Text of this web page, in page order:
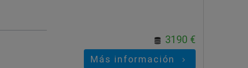
3190 €
Más información